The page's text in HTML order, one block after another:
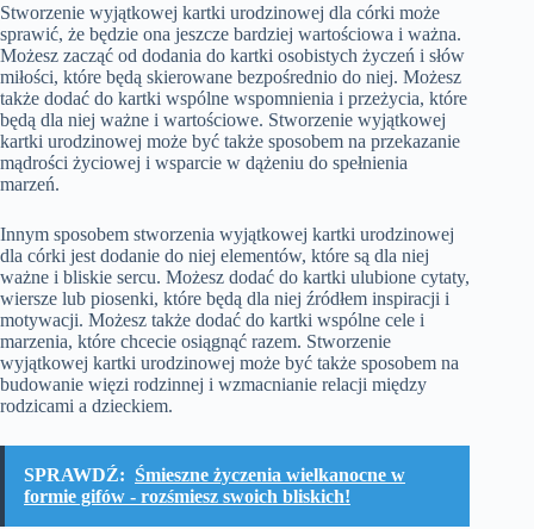
Stworzenie wyjątkowej kartki urodzinowej dla córki może
sprawić, że będzie ona jeszcze bardziej wartościowa i ważna.
Możesz zacząć od dodania do kartki osobistych życzeń i słów
miłości, które będą skierowane bezpośrednio do niej. Możesz
także dodać do kartki wspólne wspomnienia i przeżycia, które
będą dla niej ważne i wartościowe. Stworzenie wyjątkowej
kartki urodzinowej może być także sposobem na przekazanie
mądrości życiowej i wsparcie w dążeniu do spełnienia
marzeń.
Innym sposobem stworzenia wyjątkowej kartki urodzinowej
dla córki jest dodanie do niej elementów, które są dla niej
ważne i bliskie sercu. Możesz dodać do kartki ulubione cytaty,
wiersze lub piosenki, które będą dla niej źródłem inspiracji i
motywacji. Możesz także dodać do kartki wspólne cele i
marzenia, które chcecie osiągnąć razem. Stworzenie
wyjątkowej kartki urodzinowej może być także sposobem na
budowanie więzi rodzinnej i wzmacnianie relacji między
rodzicami a dzieckiem.
SPRAWDŹ: Śmieszne życzenia wielkanocne w
formie gifów - rozśmiesz swoich bliskich!